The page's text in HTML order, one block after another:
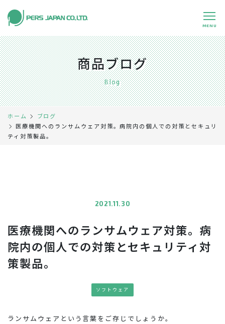
MENU
私たちの特長 About Us
事業内容 Business
事例紹介 Case
企業情報 Company
0120-891-224
お問い合わせ
商品ブログ
Blog
ホーム
ブログ
医療機関へのランサムウェア対策。病院内の個人での対策とセキュリ
ティ対策製品。
2021.11.30
医療機関へのランサムウェア対策。病
院内の個人での対策とセキュリティ対
策製品。
ソフトウェア
ランサムウェアという言葉をご存じでしょうか。